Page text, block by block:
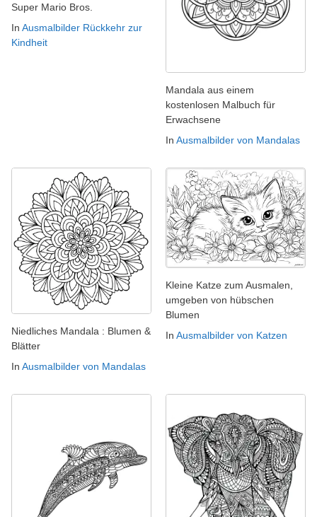
Super Mario Bros.
In Ausmalbilder Rückkehr zur
Kindheit
Mandala aus einem
kostenlosen Malbuch für
Erwachsene
In Ausmalbilder von Mandalas
Niedliches Mandala : Blumen &
Blätter
In Ausmalbilder von Mandalas
Kleine Katze zum Ausmalen,
umgeben von hübschen
Blumen
In Ausmalbilder von Katzen